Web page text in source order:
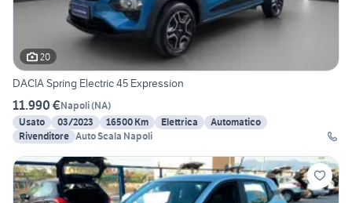
20
DACIA Spring Electric 45 Expression
11.990 €Napoli(NA)
Usato
03/2023 16500 Km Elettrica
Automatico
Rivenditore Auto Scala Napoli